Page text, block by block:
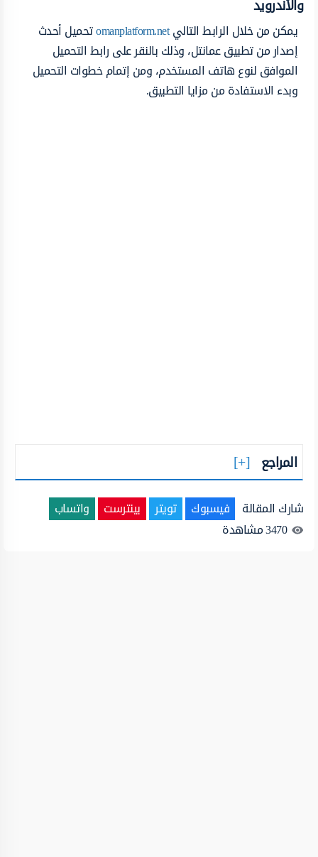
والأندرويد
يمكن من خلال الرابط التاليomanplatform.netتحميل أحدث
إصدار من تطبيق عمانتل، وذلك بالنقر على رابط التحميل
الموافق لنوع هاتف المستخدم، ومن إتمام خطوات التحميل
وبدء الاستفادة من مزايا التطبيق.
المراجع
شارك المقالة فيسبوك تويتر بينترست
واتساب
3470مشاهدة